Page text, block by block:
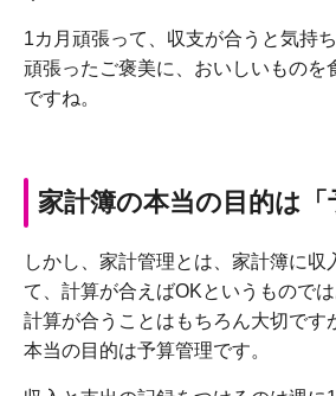
1カ月頑張って、収支が合うと気持
頑張ったご褒美に、おいしいものを
ですね。
家計簿の本当の目的は「
しかし、家計管理とは、家計簿に収
て、計算が合えばOKというもので
計算が合うことはもちろん大切です
本当の目的は予算管理です。